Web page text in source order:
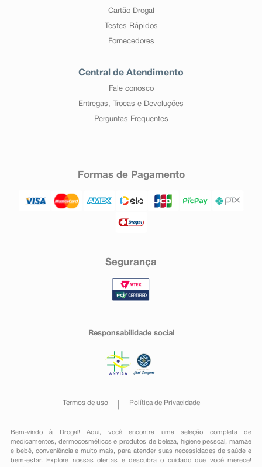
Cartão Drogal
Testes Rápidos
Fornecedores
Central de Atendimento
Fale conosco
Entregas, Trocas e Devoluções
Perguntas Frequentes
Formas de Pagamento
Segurança
Responsabilidade social
Termos de uso Política de Privacidade
Bem-vindo à Drogal! Aqui, você encontra uma seleção completa de
medicamentos , dermocosméticos e produtos de beleza, higiene pessoal ,mamãe
e bebê, conveniênciae muito mais, para atender suas necessidades de saúde e
bem-estar. Explore nossas ofertas e descubra o cuidado que você merece!